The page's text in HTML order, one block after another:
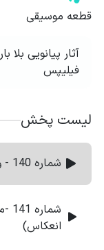
قطعه موسیقی
آثار پیانویی بلا
فیلیپس
لیست پخش
شماره 140 - واریاسیون‌های آزاد
انعکاس)